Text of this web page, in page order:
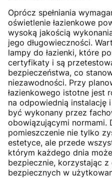
Oprócz spełniania
oświetlenie łazienkowe
wysoką jakością
jego długowieczności.
lampy do łazienki, które
certyfikaty i są
bezpieczeństwa, co
niezawodności. Przy
łazienkowego istotne jest
na odpowiednią instalację
być wykonany przez
obowiązującymi normami.
pomieszczenie nie tylko
estetyce, ale przede
którym każdego dnia
bezpiecznie, korzystając
bezpiecznych w